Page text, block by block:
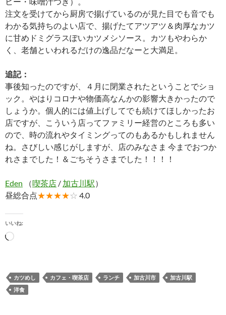
注文を受けてから厨房で揚げているのが見た目でも音でも
わかる気持ちのよい店で、揚げたてアツアツ＆肉厚なカツ
に甘めドミグラスぽいカツメシソース。カツもやわらか
く、老舗といわれるだけの逸品だなーと大満足。
追記：
事後知ったのですが、４月に閉業されたということでショ
ック。やはりコロナや物価高なんかの影響大きかったので
しょうか。個人的には値上げしてでも続けてほしかったお
店ですが、こういう店ってファミリー経営のところも多い
ので、時の流れやタイミングってのもあるかもしれません
ね。さびしい感じがしますが、店のみなさま 今までおつか
れさまでした！＆ごちそうさまでした！！！！
Eden （喫茶店 / 加古川駅）
昼総合点★★★★☆ 4.0
いいね:
読
み
中…
カツめし カフェ・喫茶店 ランチ 加古川市
加古川駅
洋食